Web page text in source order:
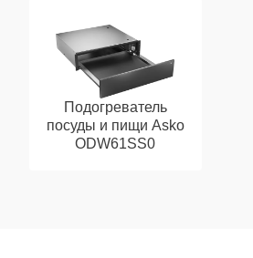
Подогреватель
посуды и пищи Asko
ODW61SS0